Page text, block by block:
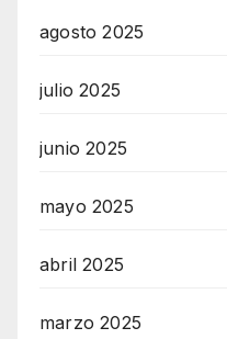
agosto 2025
julio 2025
junio 2025
mayo 2025
abril 2025
marzo 2025